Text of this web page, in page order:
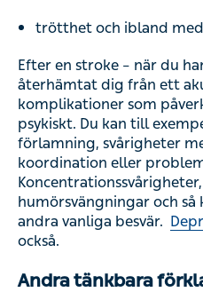
trötthet och ibland
Efter en stroke – när du
återhämtat dig från ett
komplikationer som
psykiskt. Du kan till
förlamning, svårigheter
koordination eller
humörsvängningar och
andra vanliga besvär.
också.
Andra tänkbara